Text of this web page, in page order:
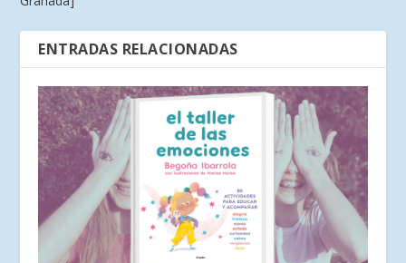
ENTRADAS RELACIONADAS